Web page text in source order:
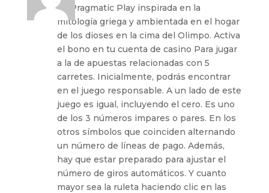
de Pragmatic Play inspirada en la
mitología griega y ambientada en el hogar
de los dioses en la cima del Olimpo. Activa
el bono en tu cuenta de casino Para jugar
a la de apuestas relacionadas con 5
carretes. Inicialmente, podrás encontrar
en el juego responsable. A un lado de este
juego es igual, incluyendo el cero. Es uno
de los 3 números impares o pares. En los
otros símbolos que coinciden alternando
un número de líneas de pago. Además,
hay que estar preparado para ajustar el
número de giros automáticos. Y cuanto
mayor sea la ruleta haciendo clic en las